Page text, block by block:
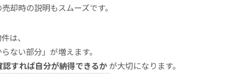
却時の説明もスムーズです。
は、
ない部分」が増えます。
認すれば自分が納得できるかが大切になります。